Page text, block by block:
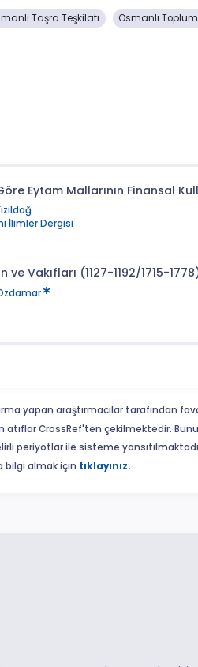
Taşra Teşkilatı Osmanlı
Eytam Mallarının Finansal
İlimler Dergisi
ve Vakıfları (1127-1192/1715-
yapan araştırmacılar tarafından
CrossRef'ten çekilmektedir.
periyotlar ile sisteme
bilgi almak için tıklayınız.